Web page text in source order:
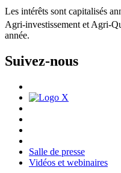
Les intérêts sont capitalisés
Agri-investissement et Agri-
année.
Suivez-nous
Salle de presse
Vidéos et webinaires